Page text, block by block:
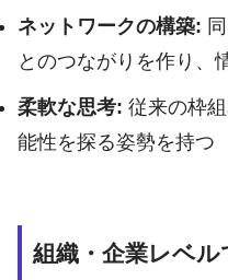
ネットワークの構築:
とのつながりを作り、
柔軟な思考: 従来の枠
能性を探る姿勢を持つ
組織・企業レベル